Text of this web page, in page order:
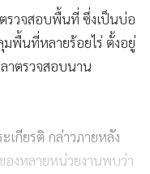
ลาตรวจสอบนาน
กียรติ กล่าวภายหลัง
รม ได้กระทำความผิด
ไร่ 1 งาน 67 ตารางวา